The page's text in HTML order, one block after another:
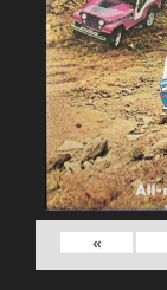
»